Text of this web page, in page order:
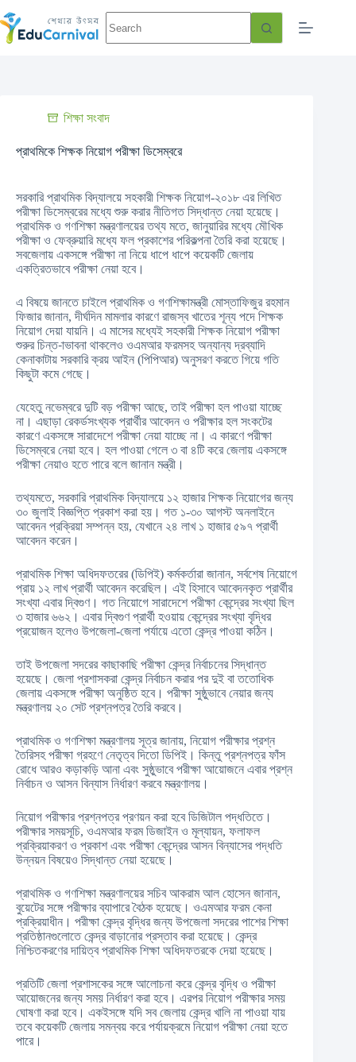
শিক্ষা সংবাদ
প্রাথমিকে শিক্ষক নিয়োগ পরীক্ষা ডিসেম্বরে
সরকারি প্রাথমিক বিদ্যালয়ে সহকারী শিক্ষক নিয়োগ-২০১৮ এর লিখিত
পরীক্ষা ডিসেম্বরের মধ্যে শুরু করার নীতিগত সিদ্ধান্ত নেয়া হয়েছে।
প্রাথমিক ও গণশিক্ষা মন্ত্রণালয়ের তথ্য মতে, জানুয়ারির মধ্যে মৌখিক
পরীক্ষা ও ফেব্রুয়ারি মধ্যে ফল প্রকাশের পরিকল্পনা তৈরি করা হয়েছে।
সবজেলায় একসঙ্গে পরীক্ষা না নিয়ে ধাপে ধাপে কয়েকটি জেলায়
একত্রিতভাবে পরীক্ষা নেয়া হবে।
এ বিষয়ে জানতে চাইলে প্রাথমিক ও গণশিক্ষামন্ত্রী মোস্তাফিজুর রহমান
ফিজার জানান, দীর্ঘদিন মামলার কারণে রাজস্ব খাতের শূন্য পদে শিক্ষক
নিয়োগ দেয়া যায়নি। এ মাসের মধ্যেই সহকারী শিক্ষক নিয়োগ পরীক্ষা
শুরুর চিন্ত-াভাবনা থাকলেও ওএমআর ফরমসহ অন্যান্য দ্রব্যাদি
কেনাকাটায় সরকারি ক্রয় আইন (পিপিআর) অনুসরণ করতে গিয়ে গতি
কিছুটা কমে গেছে।
যেহেতু নভেম্বরে দুটি বড় পরীক্ষা আছে, তাই পরীক্ষা হল পাওয়া যাচ্ছে
না। এছাড়া রেকর্ডসংখ্যক প্রার্থীর আবেদন ও পরীক্ষার হল সংকটের
কারণে একসঙ্গে সারাদেশে পরীক্ষা নেয়া যাচ্ছে না। এ কারণে পরীক্ষা
ডিসেম্বরে নেয়া হবে। হল পাওয়া গেলে ৩ বা ৪টি করে জেলায় একসঙ্গে
পরীক্ষা নেয়াও হতে পারে বলে জানান মন্ত্রী।
তথ্যমতে, সরকারি প্রাথমিক বিদ্যালয়ে ১২ হাজার শিক্ষক নিয়োগের জন্য
৩০ জুলাই বিজ্ঞপ্তি প্রকাশ করা হয়। গত ১-৩০ আগস্ট অনলাইনে
আবেদন প্রক্রিয়া সম্পন্ন হয়, যেখানে ২৪ লাখ ১ হাজার ৫৯৭ প্রার্থী
আবেদন করেন।
প্রাথমিক শিক্ষা অধিদফতরের (ডিপিই) কর্মকর্তারা জানান, সর্বশেষ নিয়োগে
প্রায় ১২ লাখ প্রার্থী আবেদন করেছিল। এই হিসাবে আবেদনকৃত প্রার্থীর
সংখ্যা এবার দ্বিগুণ। গত নিয়োগে সারাদেশে পরীক্ষা কেন্দ্রের সংখ্যা ছিল
৩ হাজার ৬৬২। এবার দ্বিগুণ প্রার্থী হওয়ায় কেন্দ্রের সংখ্যা বৃদ্ধির
প্রয়োজন হলেও উপজেলা-জেলা পর্যায়ে এতো কেন্দ্র পাওয়া কঠিন।
তাই উপজেলা সদরের কাছাকাছি পরীক্ষা কেন্দ্র নির্বাচনের সিদ্ধান্ত
হয়েছে। জেলা প্রশাসকরা কেন্দ্র নির্বাচন করার পর দুই বা ততোধিক
জেলায় একসঙ্গে পরীক্ষা অনুষ্ঠিত হবে। পরীক্ষা সুষ্ঠুভাবে নেয়ার জন্য
মন্ত্রণালয় ২০ সেট প্রশ্নপত্র তৈরি করবে।
প্রাথমিক ও গণশিক্ষা মন্ত্রণালয় সূত্র জানায়, নিয়োগ পরীক্ষার প্রশ্ন
তৈরিসহ পরীক্ষা গ্রহণে নেতৃত্ব দিতো ডিপিই। কিন্তু প্রশ্নপত্র ফাঁস
রোধে আরও কড়াকড়ি আনা এবং সুষ্ঠুভাবে পরীক্ষা আয়োজনে এবার প্রশ্ন
নির্বাচন ও আসন বিন্যাস নির্ধারণ করবে মন্ত্রণালয়।
নিয়োগ পরীক্ষার প্রশ্নপত্র প্রণয়ন করা হবে ডিজিটাল পদ্ধতিতে।
পরীক্ষার সময়সূচি, ওএমআর ফরম ডিজাইন ও মূল্যায়ন, ফলাফল
প্রক্রিয়াকরণ ও প্রকাশ এবং পরীক্ষা কেন্দ্রের আসন বিন্যাসের পদ্ধতি
উন্নয়ন বিষয়েও সিদ্ধান্ত নেয়া হয়েছে।
প্রাথমিক ও গণশিক্ষা মন্ত্রণালয়ের সচিব আকরাম আল হোসেন জানান,
বুয়েটের সঙ্গে পরীক্ষার ব্যাপারে বৈঠক হয়েছে। ওএমআর ফরম কেনা
প্রক্রিয়াধীন। পরীক্ষা কেন্দ্র বৃদ্ধির জন্য উপজেলা সদরের পাশের শিক্ষা
প্রতিষ্ঠানগুলোতে কেন্দ্র বাড়ানোর প্রস্তাব করা হয়েছে। কেন্দ্র
নিশ্চিতকরণের দায়িত্ব প্রাথমিক শিক্ষা অধিদফতরকে দেয়া হয়েছে।
প্রতিটি জেলা প্রশাসকের সঙ্গে আলোচনা করে কেন্দ্র বৃদ্ধি ও পরীক্ষা
আয়োজনের জন্য সময় নির্ধারণ করা হবে। এরপর নিয়োগ পরীক্ষার সময়
ঘোষণা করা হবে। একইসঙ্গে যদি সব জেলায় কেন্দ্র খালি না পাওয়া যায়
তবে কয়েকটি জেলায় সমন্বয় করে পর্যায়ক্রমে নিয়োগ পরীক্ষা নেয়া হতে
পারে।